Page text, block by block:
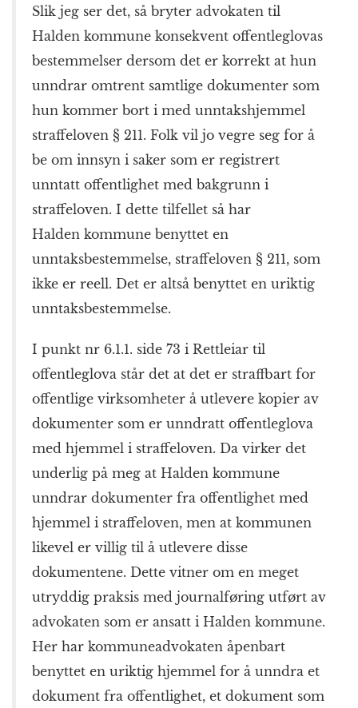
Slik jeg ser det, så bryter advokaten til
Halden kommune konsekvent offentleglovas
bestemmelser dersom det er korrekt at hun
unndrar omtrent samtlige dokumenter som
hun kommer bort i med unntakshjemmel
straffeloven § 211. Folk vil jo vegre seg for å
be om innsyn i saker som er registrert
unntatt offentlighet med bakgrunn i
straffeloven. I dette tilfellet så har
Halden kommune benyttet en
unntaksbestemmelse, straffeloven § 211, som
ikke er reell. Det er altså benyttet en uriktig
unntaksbestemmelse.
I punkt nr 6.1.1. side 73 i Rettleiar til
offentleglova står det at det er straffbart for
offentlige virksomheter å utlevere kopier av
dokumenter som er unndratt offentleglova
med hjemmel i straffeloven. Da virker det
underlig på meg at Halden kommune
unndrar dokumenter fra offentlighet med
hjemmel i straffeloven, men at kommunen
likevel er villig til å utlevere disse
dokumentene. Dette vitner om en meget
utryddig praksis med journalføring utført av
advokaten som er ansatt i Halden kommune.
Her har kommuneadvokaten åpenbart
benyttet en uriktig hjemmel for å unndra et
dokument fra offentlighet, et dokument som